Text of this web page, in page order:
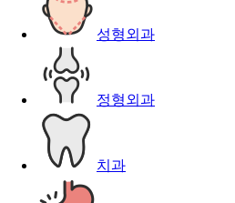
성형외과
정형외과
치과